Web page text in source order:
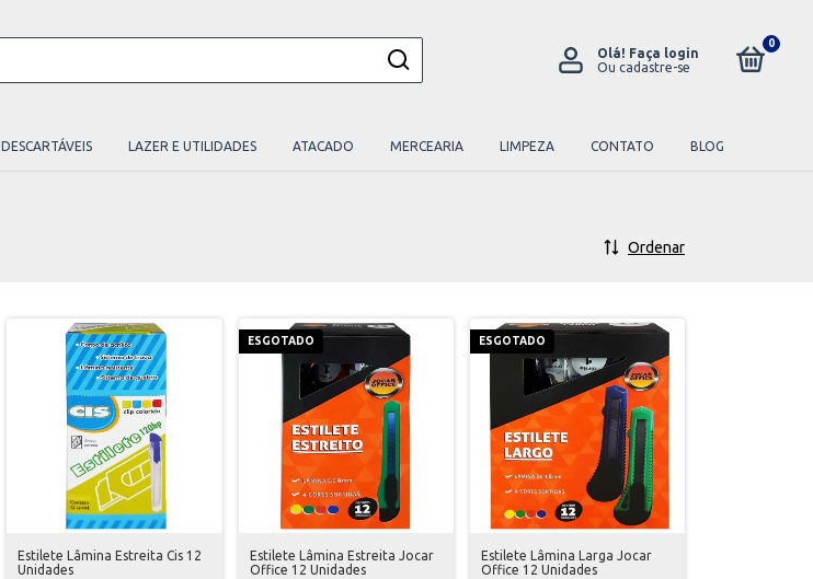
Olá! Faça login
Ou cadastre-se
0
DESCARTÁVEIS LAZER E UTILIDADES ATACADO MERCEARIA LIMPEZA CONTATO BLOG
Ordenar
Estilete Lâmina Estreita Cis 12
Unidades
ESGOTADO
Estilete Lâmina Estreita Jocar
Office 12 Unidades
ESGOTADO
Estilete Lâmina Larga Jocar
Office 12 Unidades